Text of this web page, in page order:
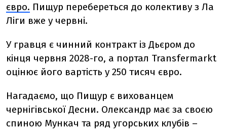
євро. Пищур перебереться до колективу з Ла
Ліги вже у червні.
У гравця є чинний контракт із Дьєром до
кінця червня 2028-го, а портал Transfermarkt
оцінює його вартість у 250 тисяч євро.
Нагадаємо, що Пищур є вихованцем
чернігівської Десни. Олександр має за своєю
спиною Мункач та ряд угорських клубів –